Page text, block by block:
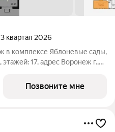
3 квартал 2026
в комплексе Яблоневые сады,
этажей: 17, адрес Воронеж г.,
Позвоните мне